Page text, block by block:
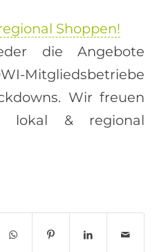
Shoppen!
die Angebote
Wir freuen
lokal & regional